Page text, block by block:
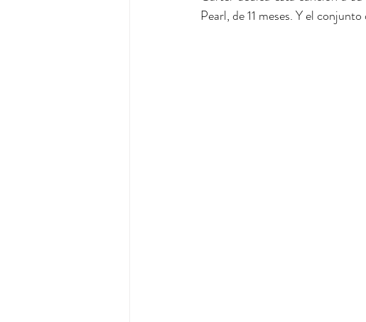
Pearl, de 11 meses. Y el